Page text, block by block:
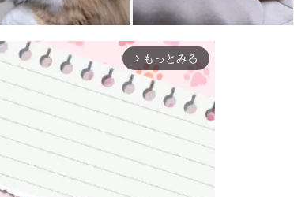
arrow_forward_ios もっとみる